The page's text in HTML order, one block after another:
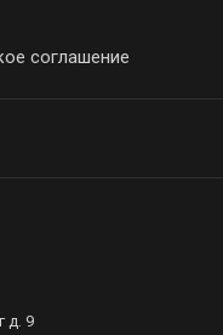
соглашение
д. 9